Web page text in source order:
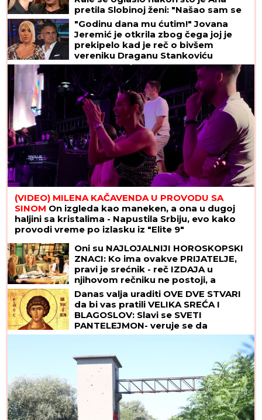
pretila Slobinoj ženi: "Našao sam se
između prijatelja i žene koju volim
najviše na svetu!"
"Godinu dana mu ćutim!" Jovana
Jeremić je otkrila zbog čega joj je
prekipelo kad je reč o bivšem
vereniku Draganu Stankoviću
(VIDEO) MILENA KAČAVENDA U PROVODU SA
SINOM On izgleda kao maneken, a ona u dugoj
haljini sa kristalima - Napustila Srbiju, evo kako
provodi vreme po izlasku iz "Elite 9"
Oni su NAJLOJALNIJI HOROSKOPSKI
ZNACI: Ko ima ovakve PRIJATELJE,
pravi je srećnik - reč IZDAJA u
njihovom rečniku ne postoji, a
VERNOST im je doživotna karakterna
crta
Danas valja uraditi OVE DVE STVARI
da bi vas pratili VELIKA SREĆA I
BLAGOSLOV: Slavi se SVETI
PANTELEJMON- veruje se da
NJEGOVE MOŠTI imaju isceljiteljske